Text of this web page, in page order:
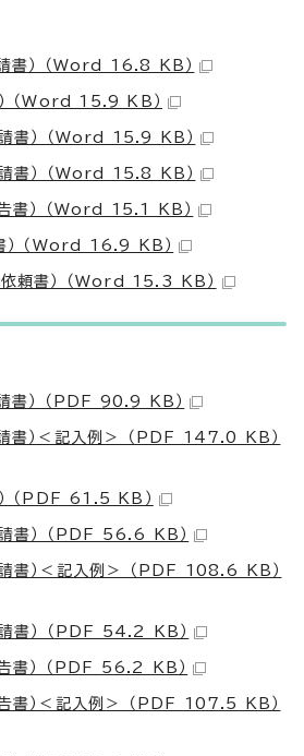
書） （Word 16.8 KB）
（Word 15.9 KB）
書） （Word 15.9 KB）
書） （Word 15.8 KB）
書） （Word 15.1 KB）
） （Word 16.9 KB）
依頼書） （Word 15.3 KB）
書） （PDF 90.9 KB）
書）＜記入例＞ （PDF 147.0 KB）
（PDF 61.5 KB）
書） （PDF 56.6 KB）
書）＜記入例＞ （PDF 108.6 KB）
書） （PDF 54.2 KB）
書） （PDF 56.2 KB）
書）＜記入例＞ （PDF 107.5 KB）